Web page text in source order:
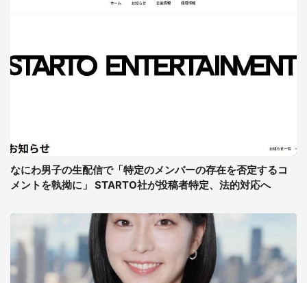
なにわ男子の生配信で「特定のメンバーの存在を否定するコ
メントを執拗に」 STARTO社が投稿者特定、法的対応へ